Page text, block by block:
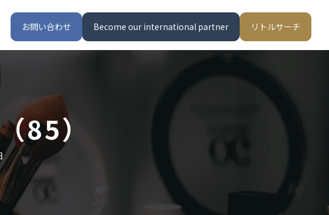
お問い合わせ Become our international partner リトルサーチ
85）